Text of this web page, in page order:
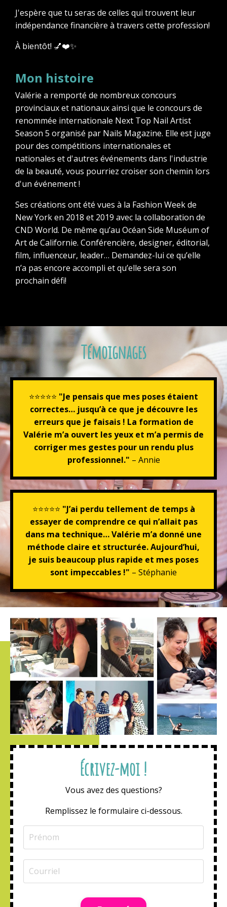
J'espère que tu seras de celles qui trouvent leur
indépendance financière à travers cette profession!
À bientôt! 💅❤️✨
Mon histoire
Valérie a remporté de nombreux concours
provinciaux et nationaux ainsi que le concours de
renommée internationale Next Top Nail Artist
Season 5 organisé par Nails Magazine. Elle est juge
pour des compétitions internationales et
nationales et d'autres événements dans l'industrie
de la beauté, vous pourriez croiser son chemin lors
d'un événement !
Ses créations ont été vues à la Fashion Week de
New York en 2018 et 2019 avec la collaboration de
CND World. De même qu’au Océan Side Muséum of
Art de Californie. Conférencière, designer, éditorial,
film, influenceur, leader… Demandez-lui ce qu’elle
n’a pas encore accompli et qu’elle sera son
prochain défi!
Témoignages
⭐⭐⭐⭐⭐ "Je pensais que mes poses étaient
correctes… jusqu’à ce que je découvre les
erreurs que je faisais ! La formation de
Valérie m’a ouvert les yeux et m’a permis de
corriger mes gestes pour un rendu plus
professionnel." – Annie
⭐⭐⭐⭐⭐ "J’ai perdu tellement de temps à
essayer de comprendre ce qui n’allait pas
dans ma technique… Valérie m’a donné une
méthode claire et structurée. Aujourd’hui,
je suis beaucoup plus rapide et mes poses
sont impeccables !" – Stéphanie
Écrivez-moi !
Vous avez des questions?
Remplissez le formulaire ci-dessous.